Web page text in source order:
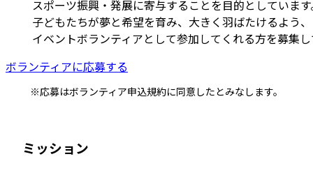
スポーツ振興・発展に寄与することを目的としていま
子どもたちが夢と希望を育み、大きく羽ばたけるよう、
イベントボランティアとして参加してくれる方を募集
ボランティアに応募する
※応募はボランティア申込規約に同意したとみなします。
ミッション